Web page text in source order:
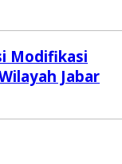
Modifikasi
Jabar